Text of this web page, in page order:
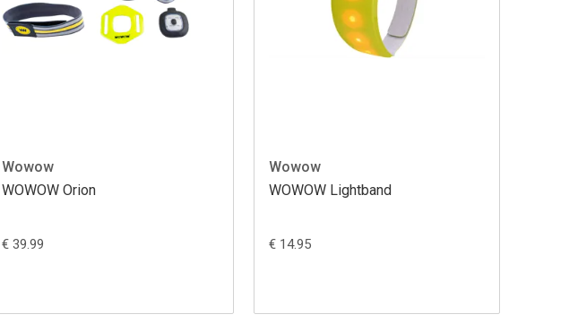
Wowow
WOWOW Orion
€ 39.99
Wowow
WOWOW Lightband
€ 14.95